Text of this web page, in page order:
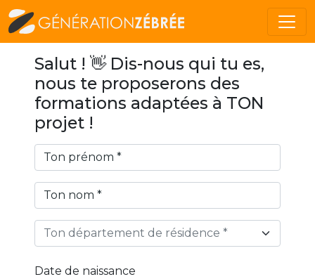
Salut ! 👋 Dis-nous qui tu es,
nous te proposerons des
formations adaptées à TON
projet !
Ton département de résidence *
Date de naissance